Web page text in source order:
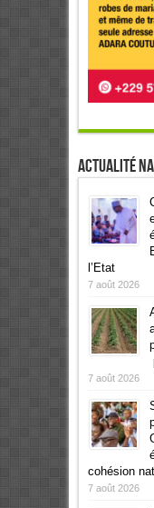
Actualité
l’Etat
7 août 2026
7 août 2026
cohésion
7 août 2026